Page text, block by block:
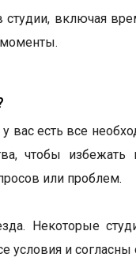
студии, включая
у вас есть все
чтобы
или проблем.
Некоторые
условия и согласны